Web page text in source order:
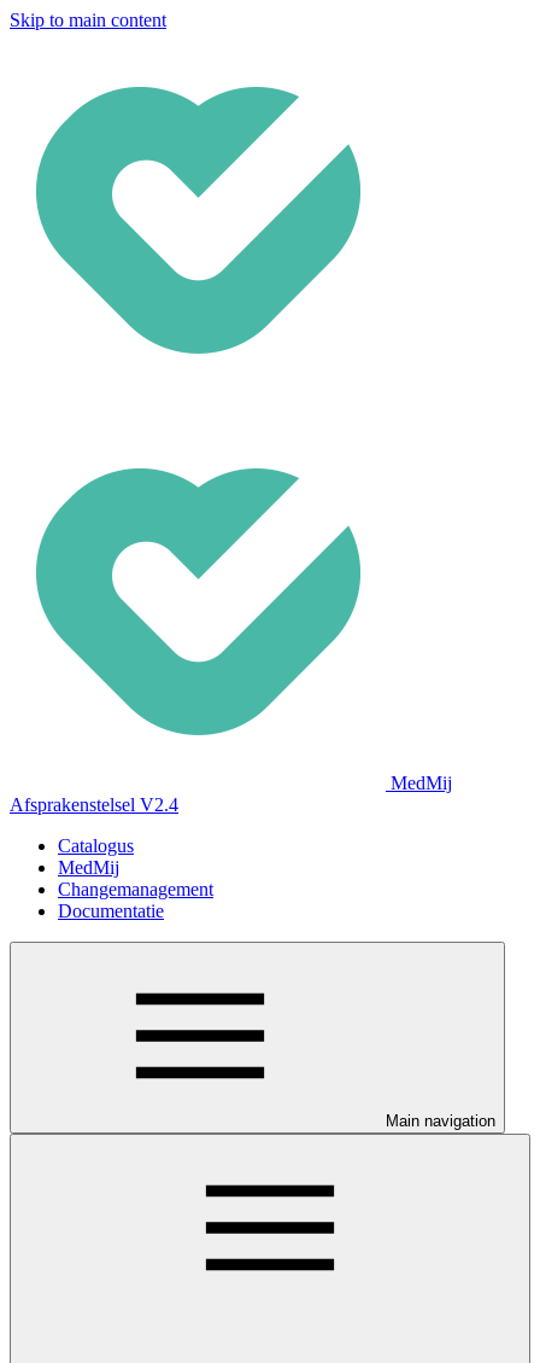
Skip to main content
MedMij
Afsprakenstelsel V2.4
Catalogus
MedMij
Changemanagement
Documentatie
Main navigation